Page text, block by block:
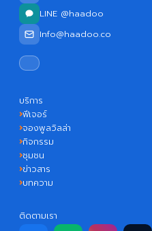
LINE @haadoo
Info@haadoo.co
บริการ
ฟีเจอร์
จองพูลวิลล่า
กิจกรรม
ชุมชน
ข่าวสาร
บทความ
ติดตามเรา